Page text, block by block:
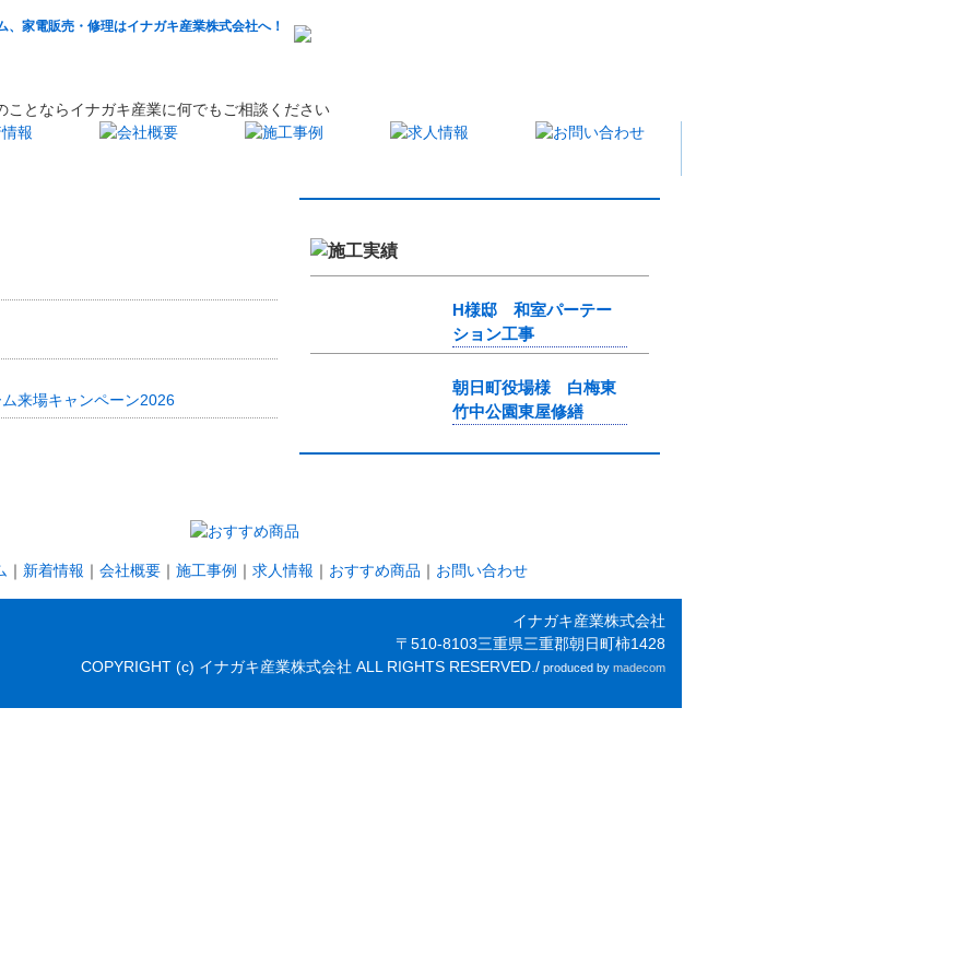
来場キャンペーン2026
H様邸 和室パーテー
ション工事
朝日町役場様 白梅東
竹中公園東屋修繕
｜ 新着情報 ｜ 会社概要 ｜ 施工事例 ｜ 求人情報 ｜ おすすめ商品 ｜ お問い合わせ
イナガキ産業株式会社
〒510-8103三重県三重郡朝日町柿1428
COPYRIGHT (c) イナガキ産業株式会社 ALL RIGHTS RESERVED./ produced by madecom